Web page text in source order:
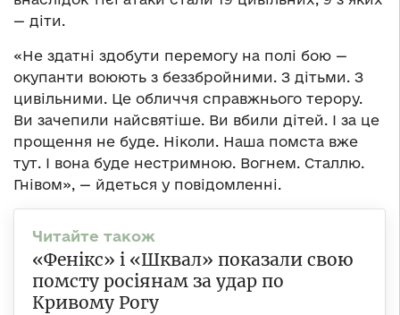
— діти.
«Не здатні здобути перемогу на полі бою —
окупанти воюють з беззбройними. З дітьми. З
цивільними. Це обличчя справжнього терору.
Ви зачепили найсвятіше. Ви вбили дітей. І за це
прощення не буде. Ніколи. Наша помста вже
тут. І вона буде нестримною. Вогнем. Сталлю.
Гнівом», — йдеться у повідомленні.
«Фенікс» і «Шквал» показали свою
помсту росіянам за удар по
Кривому Рогу